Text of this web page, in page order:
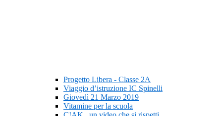
Progetto Libera - Classe 2A
Viaggio d’istruzione IC Spinelli
Giovedì 21 Marzo 2019
Vitamine per la scuola